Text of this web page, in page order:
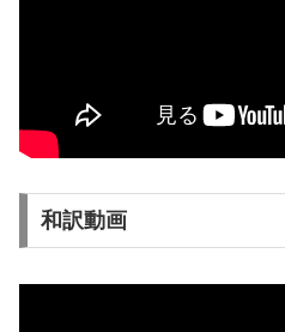
和訳動画